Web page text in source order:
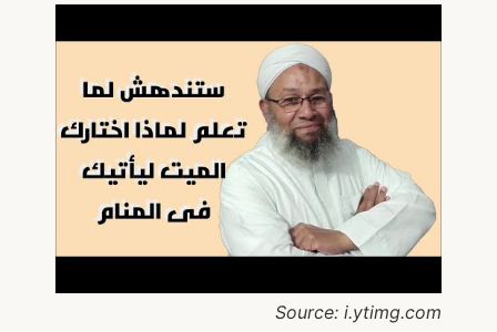
Source: i.ytimg.com